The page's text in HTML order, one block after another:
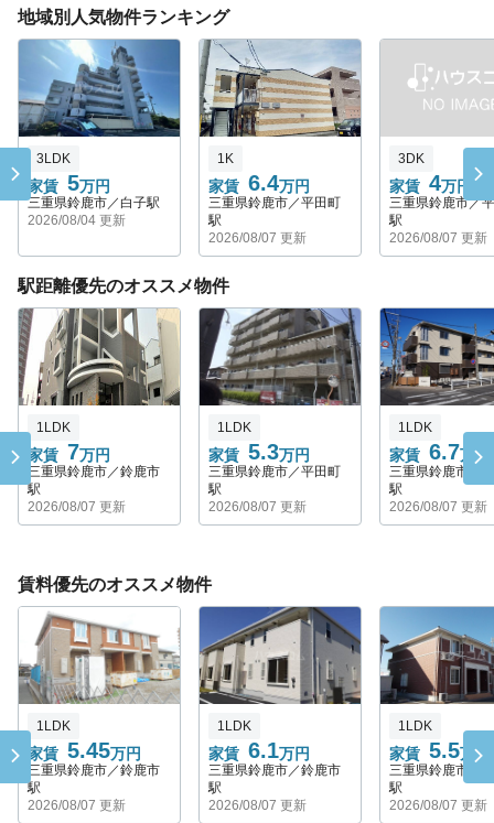
地域別人気物件ランキング
家賃 5万円
3LDK
三重県鈴鹿市／白子駅
2026/08/04 更新
家賃 6.4万円
1K
三重県鈴鹿市／平田町
駅
2026/08/07 更新
家賃 4万円
3DK
三重県鈴鹿市／
駅
2026/08/07 更新
駅距離優先のオススメ物件
家賃 7万円
1LDK
三重県鈴鹿市／鈴鹿市
駅
2026/08/07 更新
家賃 5.3万円
1LDK
三重県鈴鹿市／平田町
駅
2026/08/07 更新
家賃 6.7万円
1LDK
三重県鈴鹿市／
駅
2026/08/07 更新
賃料優先のオススメ物件
家賃 5.45万円
1LDK
三重県鈴鹿市／鈴鹿市
駅
2026/08/07 更新
家賃 6.1万円
1LDK
三重県鈴鹿市／鈴鹿市
駅
2026/08/07 更新
家賃 5.5万円
1LDK
三重県鈴鹿市／
駅
2026/08/07 更新